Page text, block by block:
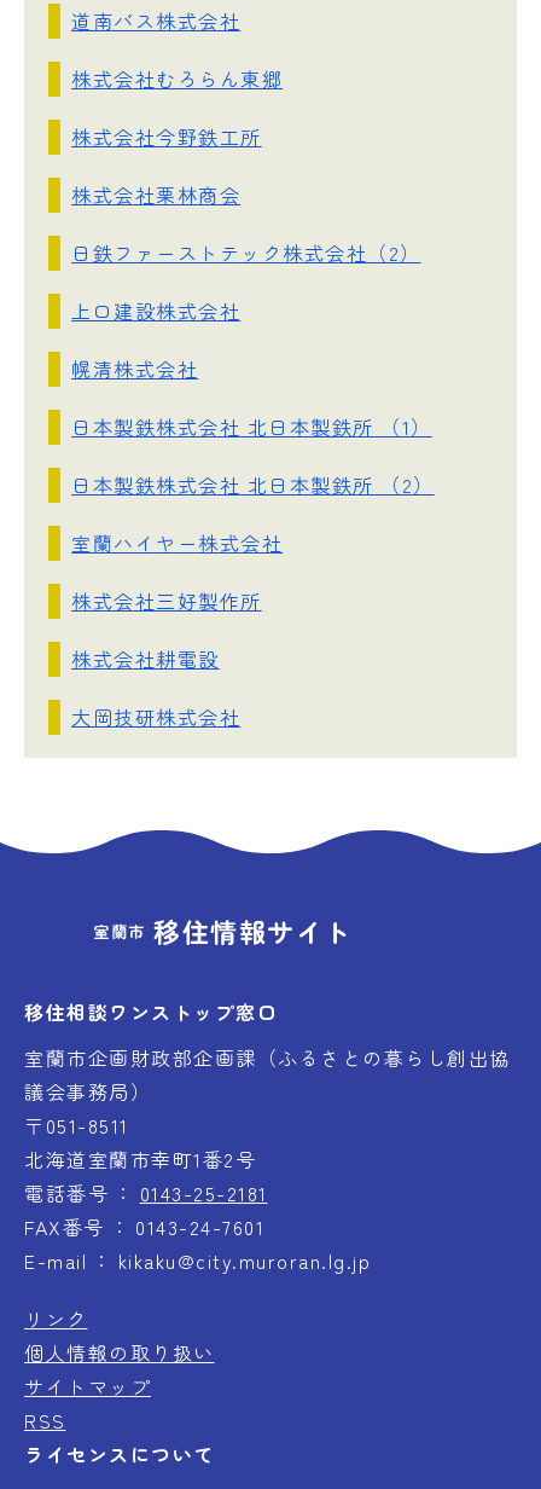
道南バス株式会社
株式会社むろらん東郷
株式会社今野鉄工所
株式会社栗林商会
日鉄ファーストテック株式会社（2）
上口建設株式会社
幌清株式会社
日本製鉄株式会社 北日本製鉄所 （1）
日本製鉄株式会社 北日本製鉄所 （2）
室蘭ハイヤー株式会社
株式会社三好製作所
株式会社耕電設
大岡技研株式会社
室蘭市 移住情報サイト
移住相談ワンストップ窓口
室蘭市企画財政部企画課（ふるさとの暮らし創出協
議会事務局）
〒051-8511
北海道室蘭市幸町1番2号
電話番号
0143-25-2181
FAX番号
0143-24-7601
E-mail
kikaku@city.muroran.lg.jp
リンク
個人情報の取り扱い
サイトマップ
RSS
ライセンスについて